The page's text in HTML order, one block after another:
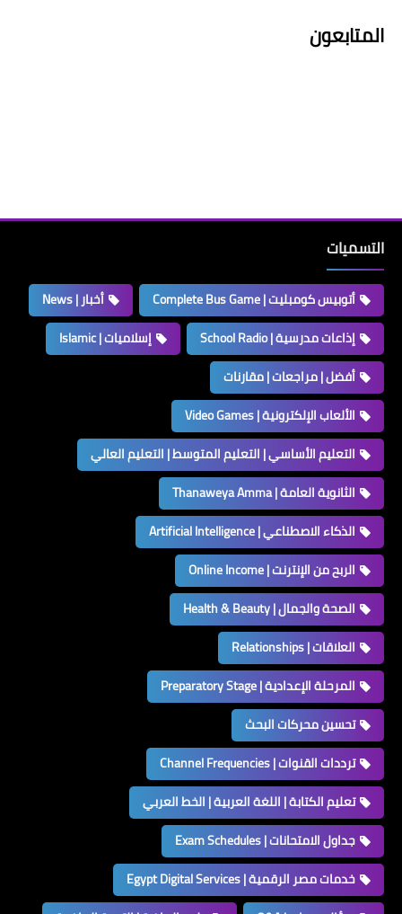
المتابعون
التسميات
أتوبيس كومبليت | Complete Bus Game
أخبار | News
إذاعات مدرسية | School Radio
إسلاميات | Islamic
أفضل | مراجعات | مقارنات
الألعاب الإلكترونية | Video Games
التعليم الأساسي | التعليم المتوسط | التعليم العالي
الثانوية العامة | Thanaweya Amma
الذكاء الاصطناعي | Artificial Intelligence
الربح من الإنترنت | Online Income
الصحة والجمال | Health & Beauty
العلاقات | Relationships
المرحلة الإعدادية | Preparatory Stage
تحسين محركات البحث
ترددات القنوات | Channel Frequencies
تعليم الكتابة | اللغة العربية | الخط العربي
جداول الامتحانات | Exam Schedules
خدمات مصر الرقمية | Egypt Digital Services